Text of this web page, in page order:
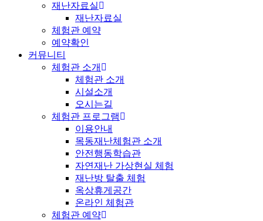
재난자료실
재난자료실
체험관 예약
예약확인
커뮤니티
체험관 소개
체험관 소개
시설소개
오시는길
체험관 프로그램
이용안내
목동재난체험관 소개
안전행동학습관
자연재난 가상현실 체험
재난방 탈출 체험
옥상휴게공간
온라인 체험관
체험관 예약